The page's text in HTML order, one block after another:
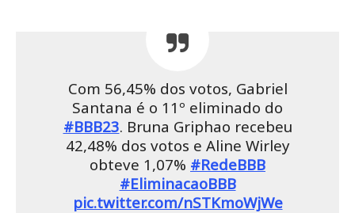
Com 56,45% dos votos, Gabriel
Santana é o 11º eliminado do
#BBB23. Bruna Griphao recebeu
42,48% dos votos e Aline Wirley
obteve 1,07% #RedeBBB
#EliminacaoBBB
pic.twitter.com/nSTKmoWjWe